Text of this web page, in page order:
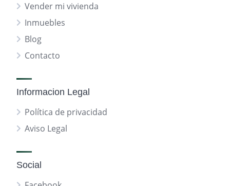
Vender mi vivienda
Inmuebles
Blog
Contacto
Informacion Legal
Política de privacidad
Aviso Legal
Social